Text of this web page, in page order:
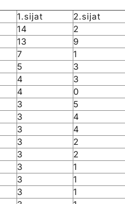
1.sijat 2.sijat
14 2
13 9
7 1
5 3
4 3
4 0
3 5
3 4
3 4
3 2
3 2
3 1
3 1
3 1